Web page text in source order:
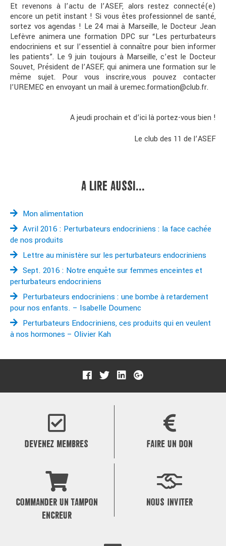
Et revenons à l’actu de l’ASEF, alors restez connecté(e)
encore un petit instant ! Si vous êtes professionnel de santé,
sortez vos agendas ! Le 24 mai à Marseille, le Docteur Jean
Lefèvre animera une formation DPC sur “Les perturbateurs
endocriniens et sur l’essentiel à connaître pour bien informer
les patients”. Le 9 juin toujours à Marseille, c’est le Docteur
Souvet, Président de l’ASEF, qui animera une formation sur le
même sujet. Pour vous inscrire,vous pouvez contacter
l’UREMEC en envoyant un mail à uremec.formation@club.fr.
A jeudi prochain et d’ici là portez-vous bien !
Le club des 11 de l’ASEF
A LIRE AUSSI...
Mon alimentation
Avril 2016 : Perturbateurs endocriniens : la face cachée
de nos produits
Lettre au ministère sur les perturbateurs endocriniens
Sept. 2016 : Notre enquête sur femmes enceintes et
perturbateurs endocriniens
Perturbateurs endocriniens : une bombe à retardement
pour nos enfants. – Isabelle Doumenc
Perturbateurs Endocriniens, ces produits qui en veulent
à nos hormones – Olivier Kah
DEVENEZ MEMBRES FAIRE UN DON
COMMANDER UN TAMPON
ENCREUR
NOUS INVITER